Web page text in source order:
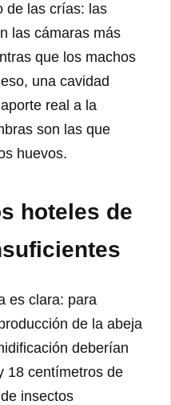
de las crías: las
las cámaras más
que los machos
una cavidad
real a la
son las que
huevos.
hoteles de
es clara: para
de la abeja
deberían
18 centímetros de
insectos